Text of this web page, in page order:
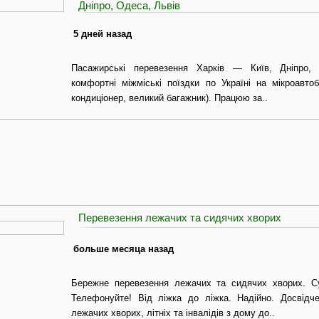
Дніпро, Одеса, Львів
5 дней назад
Пасажирські перевезення Харків — Київ,
комфортні міжміські поїздки по Україні на
кондиціонер, великий багажник). Працюю за..
Перевезення лежачих та сидячих хворих
больше месяца назад
Бережне перевезення лежачих та сидячих хворих.
Телефонуйте! Від ліжка до ліжка. Надійно.
лежачих хворих, літніх та інвалідів з дому до..